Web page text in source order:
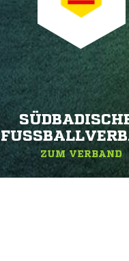
ZUM VERBAND